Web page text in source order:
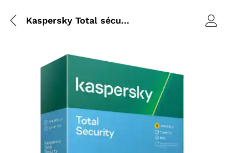
Kaspersky Total sécurité 2022